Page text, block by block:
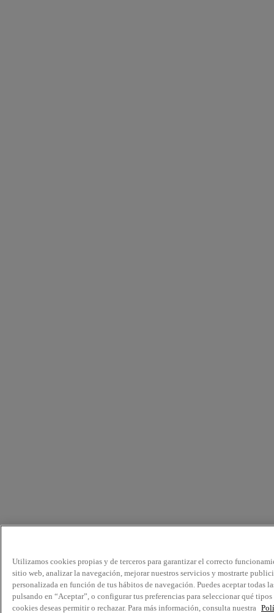
Utilizamos cookies propias y de terceros para garantizar el correcto
sitio web, analizar la navegación, mejorar nuestros servicios y mostrarte
personalizada en función de tus hábitos de navegación. Puedes aceptar todas
pulsando en “Aceptar”, o configurar tus preferencias para seleccionar qué tipos
cookies deseas permitir o rechazar. Para más información, consulta nuestra